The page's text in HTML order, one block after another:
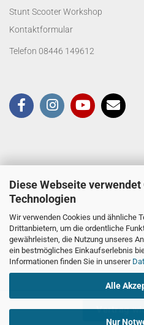
Diese Webseite
Technologien
Wir verwenden Cookies und ähnliche
Drittanbietern, um die ordentliche
gewährleisten, die Nutzung unseres
ein bestmögliches Einkaufserlebnis
Informationen finden Sie in unserer
Alle
Nur
Stunt Scooter Workshop
Kontaktformular
Telefon 08446 149612
Vertrag